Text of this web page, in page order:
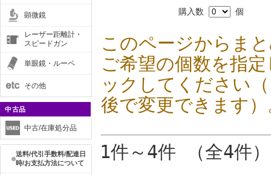
顕微鏡
レーザー距離計・
スピードガン
単眼鏡・ルーペ
その他
中古品
中古/在庫処分品
送料/代引手数料/配達日
時/お支払方法について
購入数 個
このページからま
ご希望の個数を指
ックしてください
後で変更できます
1件～4件 （全4件）